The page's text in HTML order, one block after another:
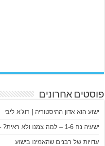
פוסטים אחרונים
ישוע הוא אדון ההיסטוריה | רוג’א ליבי
ישעיה נח 1-6 – למה צמנו ולא ראית? – האח מיכאל בנטלי
עדויות של רבנים שהאמינו בישוע